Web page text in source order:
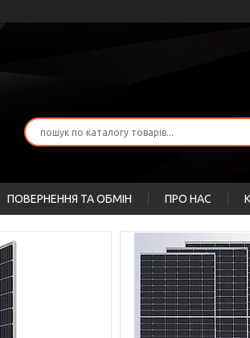
ПОВЕРНЕННЯ ТА ОБМІН ПРО НАС